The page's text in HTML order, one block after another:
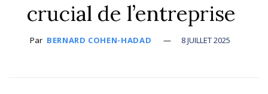
crucial de l’entreprise
Par BERNARD COHEN-HADAD 8 JUILLET 2025